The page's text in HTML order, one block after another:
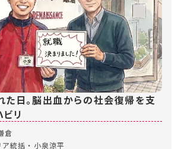
た日。脳出血からの社会復帰を支
リ
倉
統括・小泉涼平